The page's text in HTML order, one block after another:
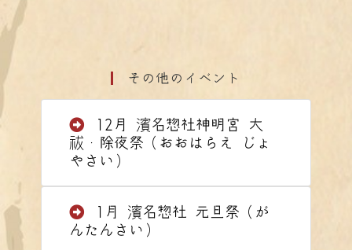
その他のイベント
12月 濱名惣社神明宮 大
祓・除夜祭（おおはらえ じょ
やさい）
1月 濱名惣社 元旦祭（が
んたんさい）